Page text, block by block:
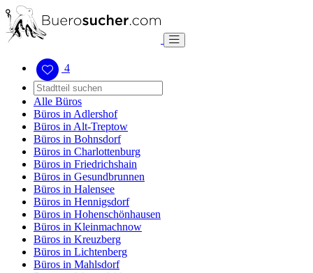
4
Alle Büros
Büros in Adlershof
Büros in Alt-Treptow
Büros in Bohnsdorf
Büros in Charlottenburg
Büros in Friedrichshain
Büros in Gesundbrunnen
Büros in Halensee
Büros in Hennigsdorf
Büros in Hohenschönhausen
Büros in Kleinmachnow
Büros in Kreuzberg
Büros in Lichtenberg
Büros in Mahlsdorf